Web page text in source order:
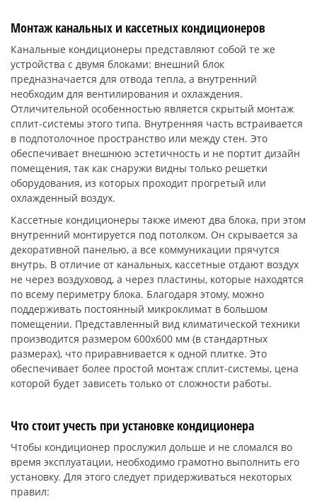
Монтаж канальных и кассетных кондиционеров
Канальные кондиционеры представляют собой те же
устройства с двумя блоками: внешний блок
предназначается для отвода тепла, а внутренний
необходим для вентилирования и охлаждения.
Отличительной особенностью является скрытый монтаж
сплит-системы этого типа. Внутренняя часть встраивается
в подпотолочное пространство или между стен. Это
обеспечивает внешнюю эстетичность и не портит дизайн
помещения, так как снаружи видны только решетки
оборудования, из которых проходит прогретый или
охлажденный воздух.
Кассетные кондиционеры также имеют два блока, при этом
внутренний монтируется под потолком. Он скрывается за
декоративной панелью, а все коммуникации прячутся
внутрь. В отличие от канальных, кассетные отдают воздух
не через воздуховод, а через пластины, которые находятся
по всему периметру блока. Благодаря этому, можно
поддерживать постоянный микроклимат в большом
помещении. Представленный вид климатической техники
производится размером 600х600 мм (в стандартных
размерах), что приравнивается к одной плитке. Это
обеспечивает более простой монтаж сплит-системы, цена
которой будет зависеть только от сложности работы.
Что стоит учесть при установке кондиционера
Чтобы кондиционер прослужил дольше и не сломался во
время эксплуатации, необходимо грамотно выполнить его
установку. Для этого следует придерживаться некоторых
правил: